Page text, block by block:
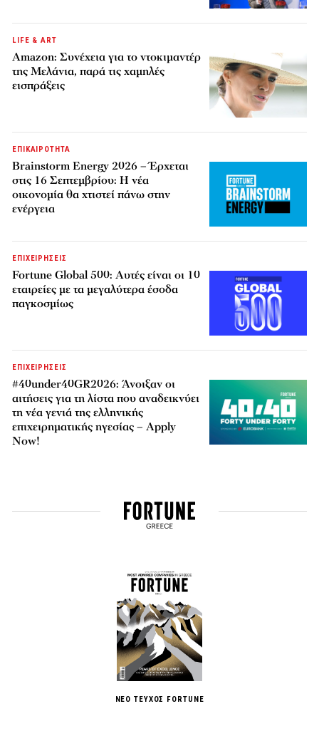
LIFE & ART
Amazon: Συνέχεια για το ντοκιμαντέρ
της Μελάνια, παρά τις χαμηλές
εισπράξεις
ΕΠΙΚΑΙΡΟΤΗΤΑ
Brainstorm Energy 2026 – Έρχεται
στις 16 Σεπτεμβρίου: Η νέα
οικονομία θα χτιστεί πάνω στην
ενέργεια
ΕΠΙΧΕΙΡΗΣΕΙΣ
Fortune Global 500: Αυτές είναι οι 10
εταιρείες με τα μεγαλύτερα έσοδα
παγκοσμίως
ΕΠΙΧΕΙΡΗΣΕΙΣ
#40under40GR2026: Άνοιξαν οι
αιτήσεις για τη λίστα που αναδεικνύει
τη νέα γενιά της ελληνικής
επιχειρηματικής ηγεσίας – Apply
Now!
ΝΕΟ ΤΕΥΧΟΣ FORTUNE